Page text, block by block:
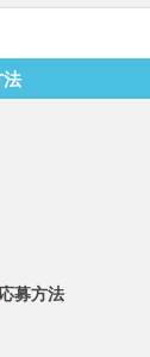
法
応募方法